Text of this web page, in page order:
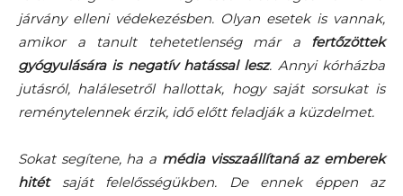
járvány elleni védekezésben. Olyan esetek is vannak,
amikor a tanult tehetetlenség már a fertőzöttek
gyógyulására is negatív hatással lesz. Annyi kórházba
jutásról, halálesetről hallottak, hogy saját sorsukat is
reménytelennek érzik, idő előtt feladják a küzdelmet.
Sokat segítene, ha a média visszaállítaná az emberek
hitétsaját felelősségükben. De ennek éppen az